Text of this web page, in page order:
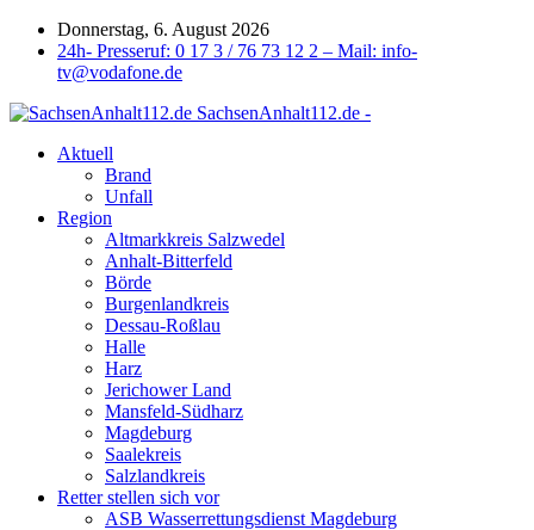
Donnerstag, 6. August 2026
24h- Presseruf: 0 17 3 / 76 73 12 2 – Mail: info-
tv@vodafone.de
SachsenAnhalt112.de -
Aktuell
Brand
Unfall
Region
Altmarkkreis Salzwedel
Anhalt-Bitterfeld
Börde
Burgenlandkreis
Dessau-Roßlau
Halle
Harz
Jerichower Land
Mansfeld-Südharz
Magdeburg
Saalekreis
Salzlandkreis
Retter stellen sich vor
ASB Wasserrettungsdienst Magdeburg